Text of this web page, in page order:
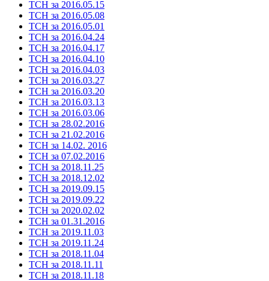
ТСН за 2016.05.15
ТСН за 2016.05.08
ТСН за 2016.05.01
ТСН за 2016.04.24
ТСН за 2016.04.17
ТСН за 2016.04.10
ТСН за 2016.04.03
ТСН за 2016.03.27
ТСН за 2016.03.20
ТСН за 2016.03.13
ТСН за 2016.03.06
ТСН за 28.02.2016
ТСН за 21.02.2016
ТСН за 14.02. 2016
ТСН за 07.02.2016
ТСН за 2018.11.25
ТСН за 2018.12.02
ТСН за 2019.09.15
ТСН за 2019.09.22
ТСН за 2020.02.02
ТСН за 01.31.2016
ТСН за 2019.11.03
ТСН за 2019.11.24
ТСН за 2018.11.04
ТСН за 2018.11.11
ТСН за 2018.11.18